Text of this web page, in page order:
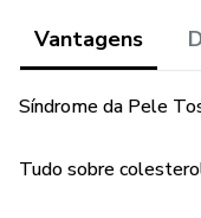
Vantagens
Síndrome da Pele
Tudo sobre